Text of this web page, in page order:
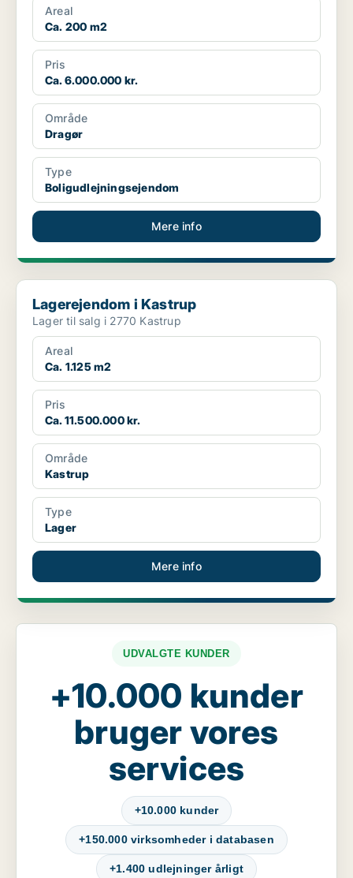
Areal
Ca. 200 m2
Pris
Ca. 6.000.000 kr.
Område
Dragør
Type
Boligudlejningsejendom
Mere info
Lagerejendom i Kastrup
Lagerejendom i Kastrup
Lager til salg i 2770 Kastrup
Areal
Ca. 1.125 m2
Pris
Ca. 11.500.000 kr.
Område
Kastrup
Type
Lager
Mere info
UDVALGTE KUNDER
+10.000 kunder
bruger vores
services
+10.000 kunder
+150.000 virksomheder i databasen
+1.400 udlejninger årligt